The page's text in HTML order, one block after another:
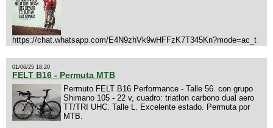
https://chat.whatsapp.com/E4N9zhVk9wHFFzK7T345Kn?mode=ac_t
01/06/25 18:20
FELT B16 - Permuta MTB
Permuto FELT B16 Performance - Talle 56. con grupo
Shimano 105 - 22 v, cuadro: triatlon carbono dual aero
TT/TRI UHC. Talle L. Excelente estado. Permuta por
MTB.